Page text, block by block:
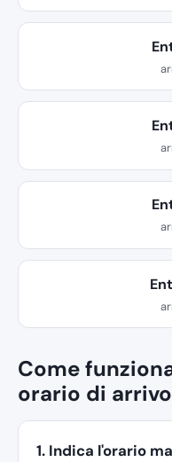
Come
orario di arrivo
1. Indica l'orario